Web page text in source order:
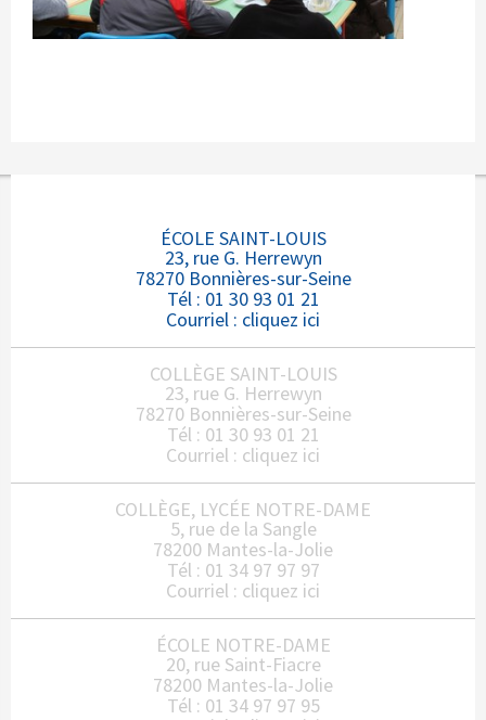
ÉCOLE SAINT-LOUIS
23, rue G. Herrewyn
78270 Bonnières-sur-Seine
Tél : 01 30 93 01 21
Courriel : cliquez ici
COLLÈGE SAINT-LOUIS
23, rue G. Herrewyn
78270 Bonnières-sur-Seine
Tél : 01 30 93 01 21
Courriel : cliquez ici
COLLÈGE, LYCÉE NOTRE-DAME
5, rue de la Sangle
78200 Mantes-la-Jolie
Tél : 01 34 97 97 97
Courriel : cliquez ici
ÉCOLE NOTRE-DAME
20, rue Saint-Fiacre
78200 Mantes-la-Jolie
Tél : 01 34 97 97 95